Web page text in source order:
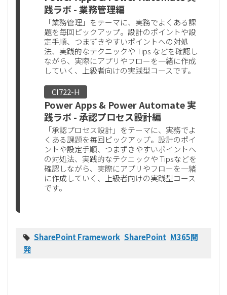
践ラボ - 業務管理編
「業務管理」をテーマに、実務でよくある課
題を毎回ピックアップ。設計のポイントや設
定手順、つまずきやすいポイントへの対処
法、実践的なテクニックや Tips などを確認し
ながら、実際にアプリやフローを一緒に作成
していく、上級者向けの実践型コースです。
CI722-H
Power Apps & Power Automate 実
践ラボ - 承認プロセス設計編
「承認プロセス設計」をテーマに、実務でよ
くある課題を毎回ピックアップ。設計のポイ
ントや設定手順、つまずきやすいポイントへ
の対処法、実践的なテクニックや Tipsなどを
確認しながら、実際にアプリやフローを一緒
に作成していく、上級者向けの実践型コース
です。
SharePoint Framework SharePoint M365開
発